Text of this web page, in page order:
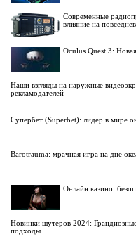
Современные
влияние на
Oculus Quest 3:
Наши взгляды на наружные
рекламодателей
Супербет (Superbet): лидер в мире
Barotrauma: мрачная игра на дне
Онлайн казино:
Новинки шутеров 2024:
подходы